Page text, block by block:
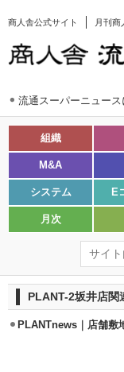
商人舎公式サイト 月刊商
流通スーパーニュース
組織
M&A
システム E
月次
PLANT-2坂井店関
PLANTnews｜店舗敷